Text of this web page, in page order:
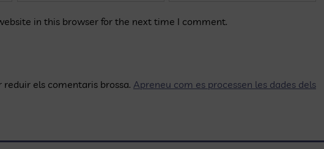
in this browser for the next time I comment.
els comentaris brossa. Apreneu com es processen les dades dels